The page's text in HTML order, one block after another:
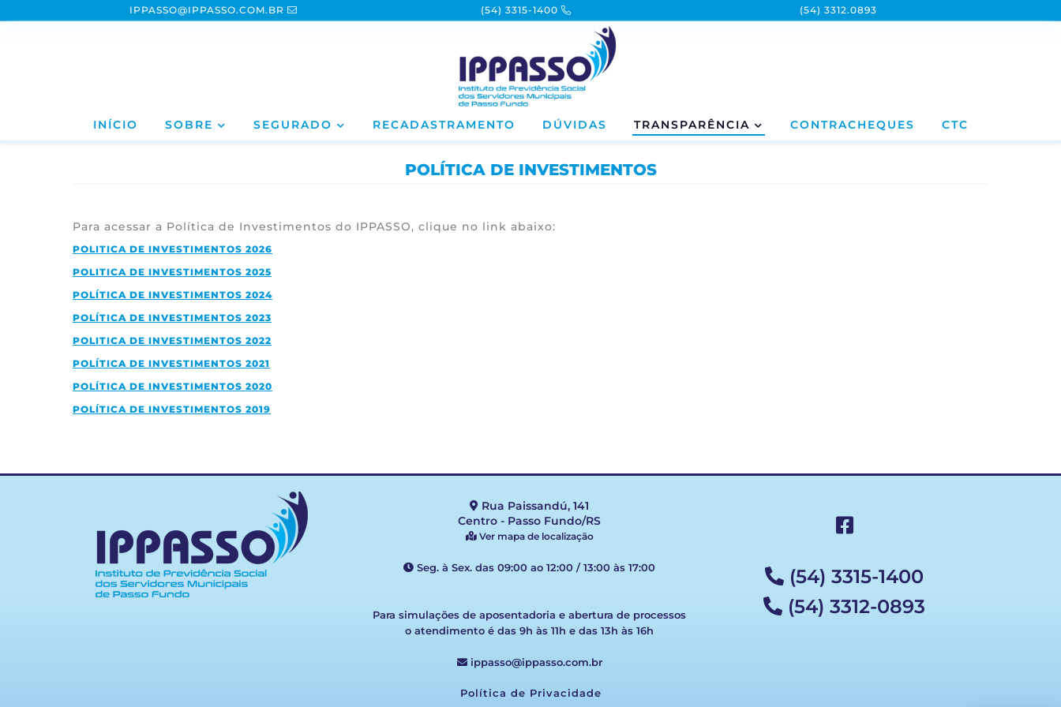
IPPASSO@IPPASSO.COM.BR (54) 3315-1400 (54) 3312.0893
INÍCIO SOBRE SEGURADO RECADASTRAMENTO DÚVIDAS TRANSPARÊNCIA CONTRACHEQUES CTC
POLÍTICA DE INVESTIMENTOS
Para acessar a Política de Investimentos do IPPASSO, clique no link abaixo:
POLITICA DE INVESTIMENTOS 2026
POLITICA DE INVESTIMENTOS 2025
POLÍTICA DE INVESTIMENTOS 2024
POLÍTICA DE INVESTIMENTOS 2023
POLITICA DE INVESTIMENTOS 2022
POLÍTICA DE INVESTIMENTOS 2021
POLÍTICA DE INVESTIMENTOS 2020
POLÍTICA DE INVESTIMENTOS 2019
Rua Paissandú, 141
Centro - Passo Fundo/RS
Ver mapa de localização
Seg. à Sex. das 09:00 ao 12:00 / 13:00 às 17:00
Para simulações de aposentadoria e abertura de processos
o atendimento é das 9h às 11h e das 13h às 16h
ippasso@ippasso.com.br
(54) 3315-1400
(54) 3312-0893
Política de Privacidade